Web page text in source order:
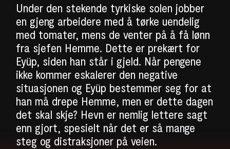
SØK
Under den stekende tyrkiske solen jobber
en gjeng arbeidere med å tørke uendelig
med tomater, mens de venter på å få lønn
fra sjefen Hemme. Dette er prekært for
Eyüp, siden han står i gjeld. Når pengene
ikke kommer eskalerer den negative
situasjonen og Eyüp bestemmer seg for at
han må drepe Hemme, men er dette dagen
det skal skje? Hevn er nemlig lettere sagt
enn gjort, spesielt når det er så mange
steg og distraksjoner på veien.